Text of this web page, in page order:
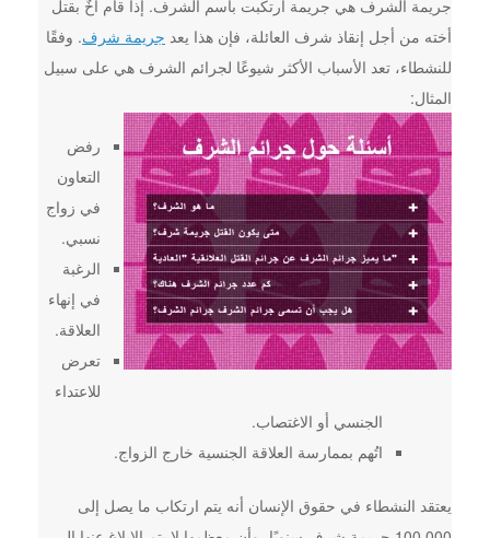
جريمة الشرف هي جريمة ارتكبت باسم الشرف. إذا قام أخٌ بقتل
أخته من أجل إنقاذ شرف العائلة، فإن هذا يعد جريمة شرف. وفقًا
للنشطاء، تعد الأسباب الأكثر شيوعًا لجرائم الشرف هي على سبيل
المثال:
رفض
التعاون
في زواج
نسبي.
الرغبة
في إنهاء
العلاقة.
تعرض
للاعتداء
الجنسي أو الاغتصاب.
اتُهم بممارسة العلاقة الجنسية خارج الزواج.
يعتقد النشطاء في حقوق الإنسان أنه يتم ارتكاب ما يصل إلى